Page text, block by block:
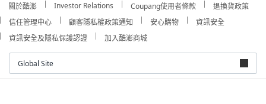
關於酷澎 Investor Relations Coupang使用者條款
退換貨政策
信任管理中心
顧客隱私權政策通知 安心購物
資訊安全
資訊安全及隱私保護認證
加入酷澎商城
Global Site